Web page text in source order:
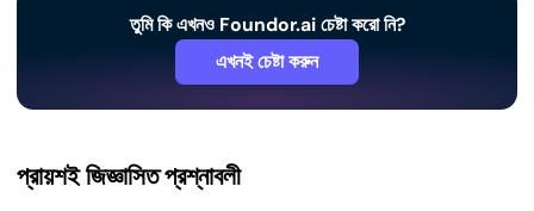
তুমি কি এখনও Foundor.ai চেষ্টা করো নি?
এখনই চেষ্টা করুন
প্রায়শই জিজ্ঞাসিত প্রশ্নাবলী